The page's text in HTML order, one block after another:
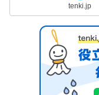
tenki.jp